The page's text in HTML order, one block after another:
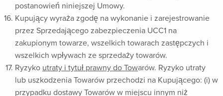
postanowień niniejszej Umowy.
Kupujący wyraża zgodę na wykonanie i zarejestrowanie
przez Sprzedającego zabezpieczenia UCC1 na
zakupionym towarze, wszelkich towarach zastępczych i
wszelkich wpływach ze sprzedaży towarów.
Ryzyko utraty i tytuł prawny do Towarów. Ryzyko utraty
lub uszkodzenia Towarów przechodzi na Kupującego: (i) w
przypadku dostawy Towarów w miejscu innym niż